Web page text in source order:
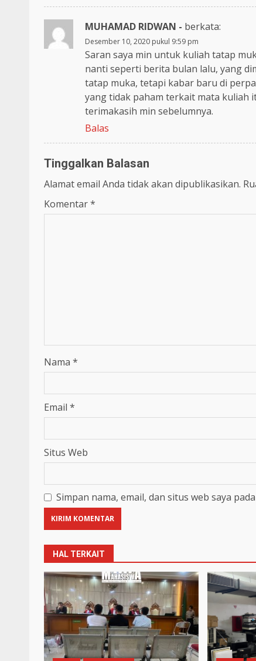
MUHAMAD RIDWAN - berkata:
Desember 10, 2020 pukul 9:59 pm
Saran saya min untuk kuliah tatap
nanti seperti berita bulan lalu, yang
tatap muka, tetapi kabar baru di
yang tidak paham terkait mata kuliah
terimakasih min sebelumnya.
Balas
Tinggalkan Balasan
Alamat email Anda tidak akan dipublikasikan.
Komentar*
Nama *
Email *
Situs Web
Simpan nama, email, dan situs web saya
HAL TERKAIT